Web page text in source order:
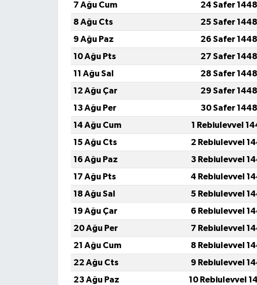
7 Ağu Cum
24 Safer 1448
8 Ağu Cts
25 Safer 1448
9 Ağu Paz
26 Safer 1448
10 Ağu Pts
27 Safer 1448
11 Ağu Sal
28 Safer 1448
12 Ağu Çar
29 Safer 1448
13 Ağu Per
30 Safer 1448
14 Ağu Cum
1 Rebiulevvel
15 Ağu Cts
2 Rebiulevvel
16 Ağu Paz
3 Rebiulevvel
17 Ağu Pts
4 Rebiulevvel
18 Ağu Sal
5 Rebiulevvel
19 Ağu Çar
6 Rebiulevvel
20 Ağu Per
7 Rebiulevvel
21 Ağu Cum
8 Rebiulevvel
22 Ağu Cts
9 Rebiulevvel
23 Ağu Paz
10 Rebiulevvel